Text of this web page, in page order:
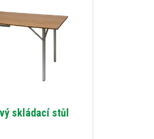
skládací stůl